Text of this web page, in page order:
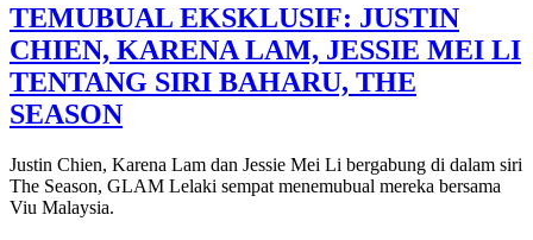
TEMUBUAL EKSKLUSIF: JUSTIN
CHIEN, KARENA LAM, JESSIE MEI LI
TENTANG SIRI BAHARU, THE
SEASON
Justin Chien, Karena Lam dan Jessie Mei Li bergabung di dalam siri
The Season, GLAM Lelaki sempat menemubual mereka bersama
Viu Malaysia.